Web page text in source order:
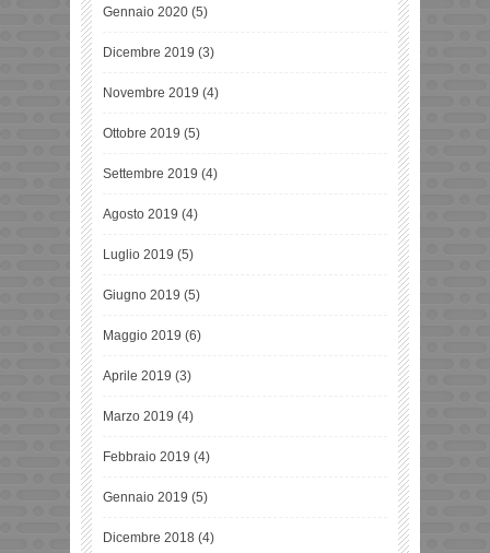
Gennaio 2020 (5)
Dicembre 2019 (3)
Novembre 2019 (4)
Ottobre 2019 (5)
Settembre 2019 (4)
Agosto 2019 (4)
Luglio 2019 (5)
Giugno 2019 (5)
Maggio 2019 (6)
Aprile 2019 (3)
Marzo 2019 (4)
Febbraio 2019 (4)
Gennaio 2019 (5)
Dicembre 2018 (4)